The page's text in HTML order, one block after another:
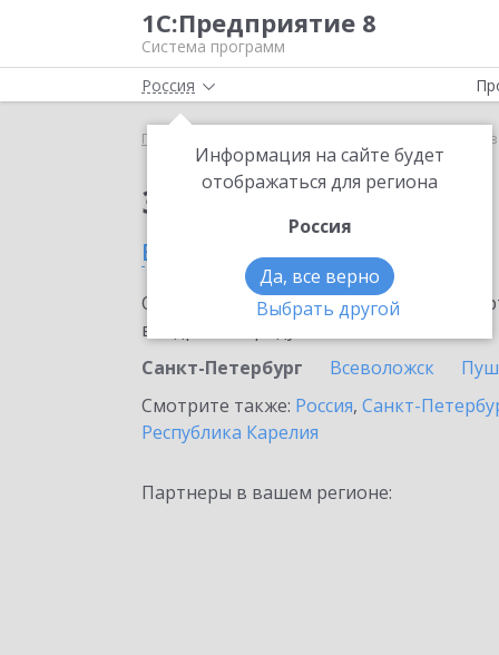
1С:Предприятие 8
Система программ
Россия
Информация на сайте будет
отображаться для региона
Россия
Да, все верно
Выбрать другой
Главная 1С:Кредит
Заказать 1С:Кредит
в Санкт-Петербурге
Ознакомьтесь с информационными
внедрение продукта.
Санкт-Петербург
Всеволожск
Смотрите также: Россия, Санкт-
Республика Карелия
Партнеры в вашем регионе: